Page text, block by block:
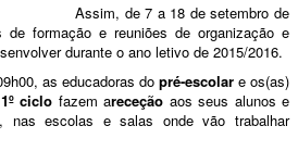
Assim, de 7 a 18 de setembro de
de formação e reuniões de organização e
durante o ano letivo de 2015/2016.
as educadoras do pré-escolar e os(as)
1º ciclo fazem areceção aos seus alunos e
nas escolas e salas onde vão trabalhar